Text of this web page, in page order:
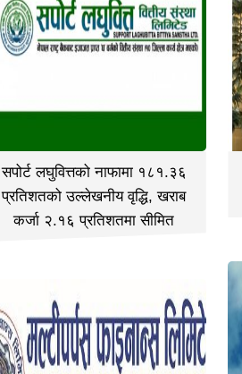
सपोर्ट लघुवित्तको नाफामा १८१.३६
प्रतिशतको उल्लेखनीय वृद्धि, खराब
कर्जा २.१६ प्रतिशतमा सीमित